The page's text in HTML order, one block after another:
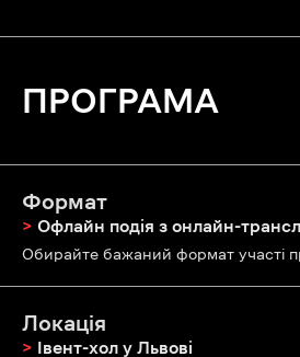
ПРОГРАМА
Формат
> Офлайн подія з онлайн-
Обирайте бажаний формат участі
Локація
> Івент-хол у Львові